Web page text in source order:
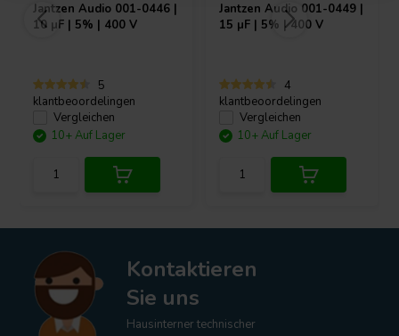
Jantzen Audio 001-0446 |
10 µF | 5% | 400 V
5
klantbeoordelingen
Vergleichen
10+ Auf Lager
Jantzen Audio 001-0449 |
15 µF | 5% | 400 V
4
klantbeoordelingen
Vergleichen
10+ Auf Lager
Kontaktieren
Sie uns
Hausinterner technischer